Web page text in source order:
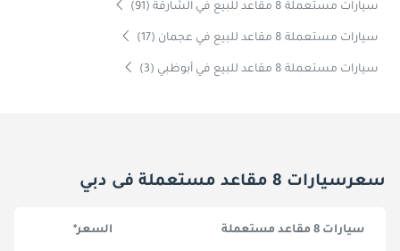
سيارات مستعملة 8 مقاعد للبيع في الشارقة (91)
سيارات مستعملة 8 مقاعد للبيع في عجمان (17)
سيارات مستعملة 8 مقاعد للبيع في أبوظبي (3)
سعرسيارات 8 مقاعد مستعملة فى دبي
سيارات 8 مقاعد مستعملة السعر*